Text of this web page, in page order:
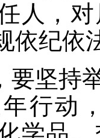
人，
依纪依
要坚持
行动